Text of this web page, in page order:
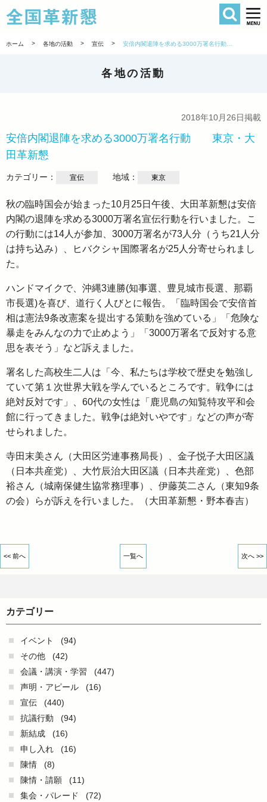
全国革新懇
検索
ホーム > 各地の活動 > 宣伝 >
各地の活動
2018年10月26日掲載
安倍内閣退陣を求める3000万署名行動 東京・大
田革新懇
カテゴリー： 宣伝 地域： 東京
秋の臨時国会が始まった10月25日午後、大田革新懇は安倍
内閣の退陣を求める3000万署名宣伝行動を行いました。こ
の行動には14人が参加、3000万署名が73人分（うち21人分
は持ち込み）、ヒバクシャ国際署名が25人分寄せられまし
た。
ハンドマイクで、沖縄3連勝(知事選、豊見城市長選、那覇
市長選)を喜び、道行く人びとに報告。「臨時国会で安倍首
相は憲法9条改憲案を提出する策動を強めている」「危険な
暴走をみんなの力で止めよう」「3000万署名で反対する意
思を表そう」など訴えました。
署名した高校生二人は「今、私たちは学校で歴史を勉強し
ていて第１次世界大戦を学んでいるところです。戦争には
絶対反対です」、60代の女性は「鹿児島の知覧特攻平和会
館に行ってきました。戦争は絶対いやです」などの声が寄
せられました。
寺田末美さん（大田区労連事務局長）、金子悦子大田区議
（日本共産党）、大竹辰治大田区議（日本共産党）、色部
裕さん（城南保健生協常務理事）、伊藤英二さん（東知9条
の会）らが訴えを行いました。（大田革新懇・野本春吉）
<< 前へ 一覧へ 次へ >>
カテゴリー
イベント
(94)
その他
(42)
会議・講演・学習
(447)
声明・アピール
(16)
宣伝
(440)
抗議行動
(94)
新結成
(16)
申し入れ
(16)
陳情
(8)
陳情・請願
(11)
集会・パレード
(72)